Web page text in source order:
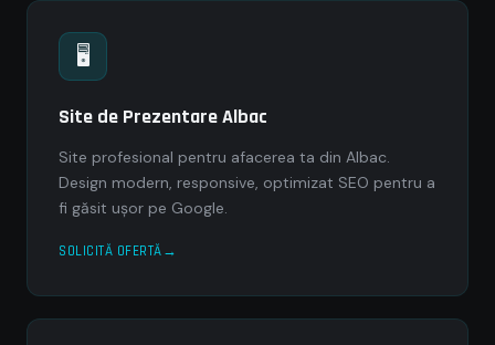
🖥
Site de Prezentare Albac
Site profesional pentru afacerea ta din Albac.
Design modern, responsive, optimizat SEO pentru a
fi găsit ușor pe Google.
SOLICITĂ OFERTĂ